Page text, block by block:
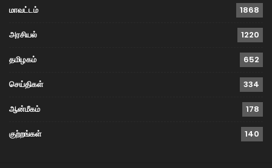
மாவட்டம் 1868
அரசியல் 1220
தமிழகம் 652
செய்திகள் 334
ஆன்மீகம் 178
குற்றங்கள் 140